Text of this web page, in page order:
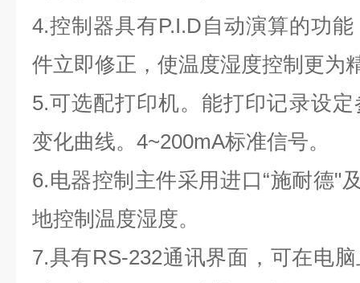
4.控制器具有P.I.D自动演算的功
件立即修正，使温度湿度控制更为
5.可选配打印机。能打印记录设
变化曲线。4~200mA标准信号。
6.电器控制主件采用进口“施耐德"
地控制温度湿度。
7.具有RS-232通讯界面，可在电